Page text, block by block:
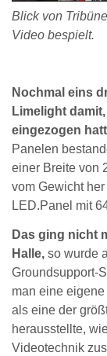
Blick von
Video bespielt.
Nochmal eins
Limelight
eingezogen
Panelen
einer Breite von
vom Gewicht
LED.Panel mit
Das ging nicht
Halle, so wurde
Groundsupport-
man eine
als eine der
herausstellte,
Videotechnik